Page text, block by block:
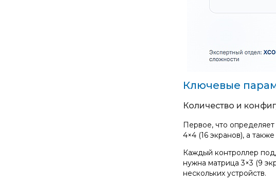
Ключевые
Количество и
Первое, что
4×4 (16 экранов), а
Каждый контроллер
нужна матрица 3×3 (9
нескольких устройств.